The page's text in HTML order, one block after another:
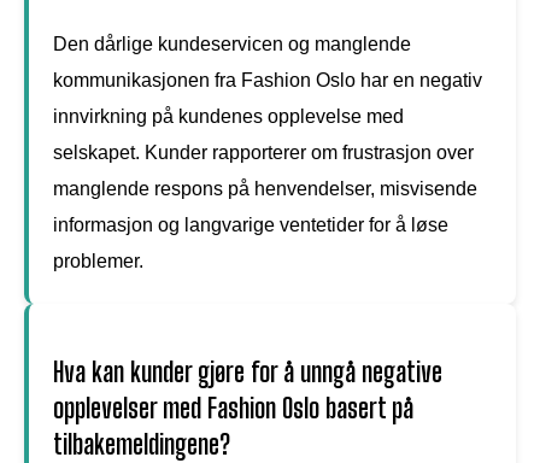
Den dårlige kundeservicen og manglende
kommunikasjonen fra Fashion Oslo har en negativ
innvirkning på kundenes opplevelse med
selskapet. Kunder rapporterer om frustrasjon over
manglende respons på henvendelser, misvisende
informasjon og langvarige ventetider for å løse
problemer.
Hva kan kunder gjøre for å unngå negative
opplevelser med Fashion Oslo basert på
tilbakemeldingene?